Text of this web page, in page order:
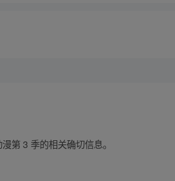
第 3 季的相关确切信息。